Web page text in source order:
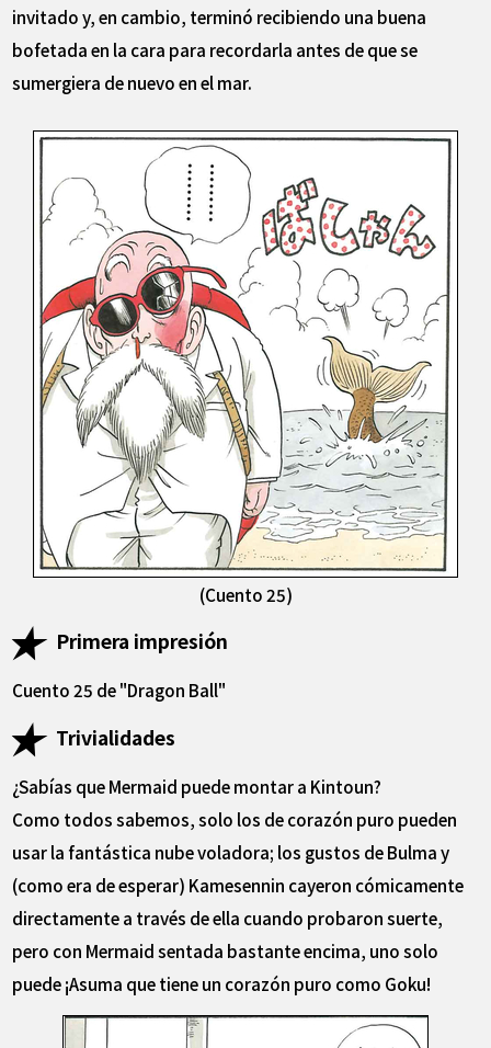
invitado y, en cambio, terminó recibiendo una buena
bofetada en la cara para recordarla antes de que se
sumergiera de nuevo en el mar.
(Cuento 25)
Primera impresión
Cuento 25 de "Dragon Ball"
Trivialidades
¿Sabías que Mermaid puede montar a Kintoun?
Como todos sabemos, solo los de corazón puro pueden
usar la fantástica nube voladora; los gustos de Bulma y
(como era de esperar) Kamesennin cayeron cómicamente
directamente a través de ella cuando probaron suerte,
pero con Mermaid sentada bastante encima, uno solo
puede ¡Asuma que tiene un corazón puro como Goku!